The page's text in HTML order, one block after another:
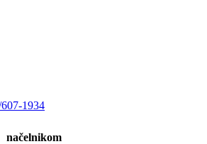
1934
načelnikom